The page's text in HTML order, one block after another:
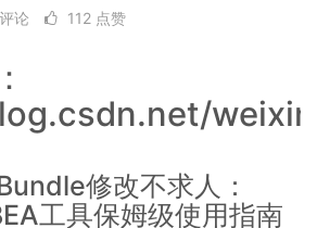
论 112 点赞
修改不求人：
工具保姆级使用指南